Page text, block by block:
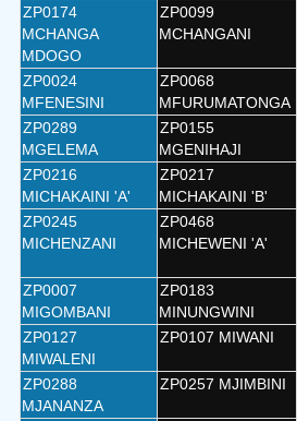
ZP0174
MCHANGA
MDOGO
ZP0099
MCHANGANI
ZP0024
MFENESINI
ZP0068
MFURUMATONGA
ZP0289
MGELEMA
ZP0155
MGENIHAJI
ZP0216
MICHAKAINI 'A'
ZP0217
MICHAKAINI 'B'
ZP0245
MICHENZANI
ZP0468
MICHEWENI 'A'
ZP0007
MIGOMBANI
ZP0183
MINUNGWINI
ZP0127
MIWALENI
ZP0107 MIWANI
ZP0288
MJANANZA
ZP0257 MJIMBINI